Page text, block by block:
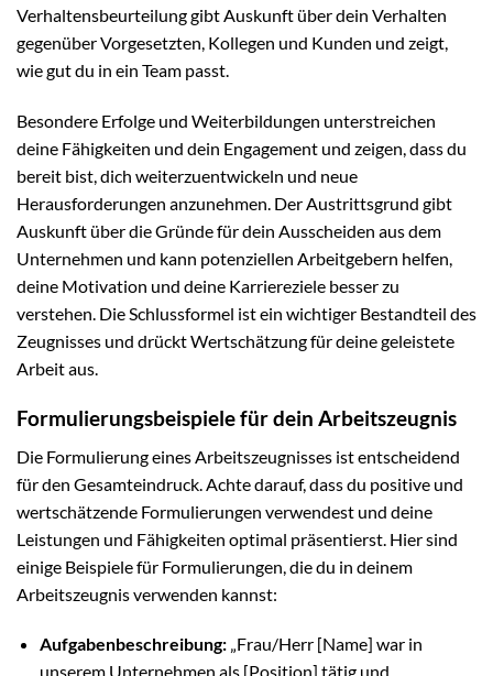
Verhaltensbeurteilung gibt Auskunft über dein Verhalten
gegenüber Vorgesetzten, Kollegen und Kunden und zeigt,
wie gut du in ein Team passt.
Besondere Erfolge und Weiterbildungen unterstreichen
deine Fähigkeiten und dein Engagement und zeigen, dass du
bereit bist, dich weiterzuentwickeln und neue
Herausforderungen anzunehmen. Der Austrittsgrund gibt
Auskunft über die Gründe für dein Ausscheiden aus dem
Unternehmen und kann potenziellen Arbeitgebern helfen,
deine Motivation und deine Karriereziele besser zu
verstehen. Die Schlussformel ist ein wichtiger Bestandteil des
Zeugnisses und drückt Wertschätzung für deine geleistete
Arbeit aus.
Formulierungsbeispiele für dein Arbeitszeugnis
Die Formulierung eines Arbeitszeugnisses ist entscheidend
für den Gesamteindruck. Achte darauf, dass du positive und
wertschätzende Formulierungen verwendest und deine
Leistungen und Fähigkeiten optimal präsentierst. Hier sind
einige Beispiele für Formulierungen, die du in deinem
Arbeitszeugnis verwenden kannst:
Aufgabenbeschreibung:„Frau/Herr [Name] war in
unserem Unternehmen als [Position] tätig und